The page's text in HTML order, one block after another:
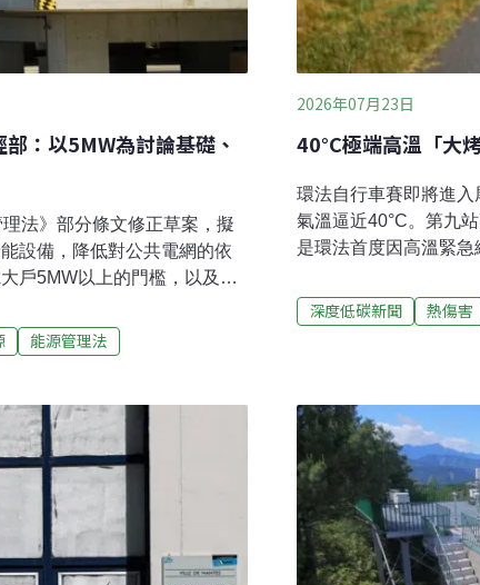
：以5MW為討論基礎、
法》部分條文修正草案，擬
設備，降低對公共電網的依
戶5MW以上的門檻，以及業
協商。針對半導體、資料中
訂《再生能源發展條例》，
衝期。經濟部今（2026）年提
導體、資料中心等產業提升
獲行政院核定。
能源管理法
2026年07月23日
40°C極端高溫「大
環法自行車賽即將進
氣溫逼近40°C。第九
是環法首度因高溫緊
心、冰襪、冰浴等各種
行車環賽之一，每年夏
此環法自行車賽第九
（Ussel）的賽程，臨
以降低選手在烈日下長
行政首長將獲得授權
深度低碳新聞 熱傷害